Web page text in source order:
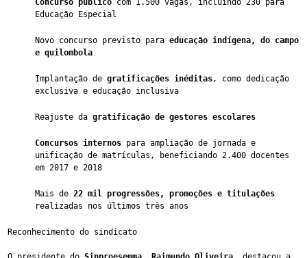
Concurso público com 1.500 vagas, incluindo 230 para
Educação Especial
Novo concurso previsto para educação indígena, do campo
e quilombola
Implantação de gratificações inéditas, como dedicação
exclusiva e educação inclusiva
Reajuste da gratificação de gestores escolares
Concursos internos para ampliação de jornada e
unificação de matrículas, beneficiando 2.400 docentes
em 2017 e 2018
Mais de 22 mil progressões, promoções e titulações
realizadas nos últimos três anos
Reconhecimento do sindicato